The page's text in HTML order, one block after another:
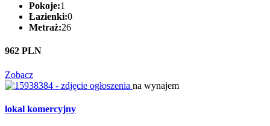
Pokoje:1
Łazienki:0
Metraż:26
962 PLN
Zobacz
na wynajem
lokal komercyjny